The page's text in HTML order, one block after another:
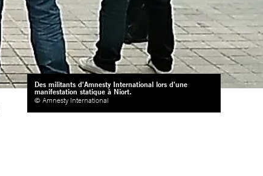
Des militants d'Amnesty International lors d'une
manifestation statique à Niort.
© Amnesty International